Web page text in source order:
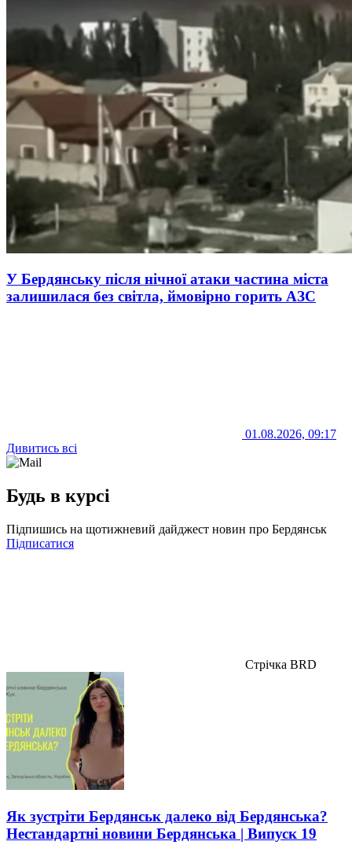
У Бердянську після нічної атаки частина міста
залишилася без світла, ймовірно горить АЗС
01.08.2026, 09:17
Дивитись всі
Будь в курсі
Підпишись на щотижневий дайджест новин про Бердянськ
Підписатися
Стрічка BRD
Як зустріти Бердянськ далеко від Бердянська?
Нестандартні новини Бердянська | Випуск 19